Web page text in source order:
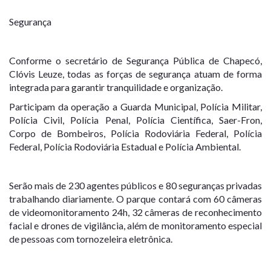
Segurança
Conforme o secretário de Segurança Pública de Chapecó,
Clóvis Leuze, todas as forças de segurança atuam de forma
integrada para garantir tranquilidade e organização.
Participam da operação a Guarda Municipal, Polícia Militar,
Polícia Civil, Polícia Penal, Polícia Científica, Saer-Fron,
Corpo de Bombeiros, Polícia Rodoviária Federal, Polícia
Federal, Polícia Rodoviária Estadual e Polícia Ambiental.
Serão mais de 230 agentes públicos e 80 seguranças privadas
trabalhando diariamente. O parque contará com 60 câmeras
de videomonitoramento 24h, 32 câmeras de reconhecimento
facial e drones de vigilância, além de monitoramento especial
de pessoas com tornozeleira eletrônica.